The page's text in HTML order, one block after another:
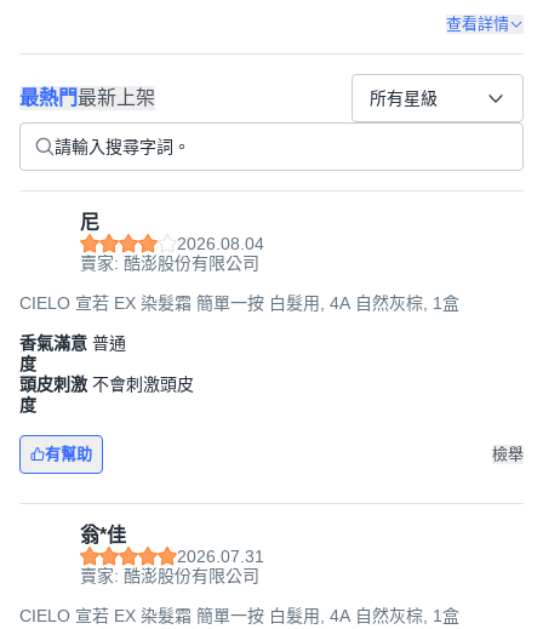
查看詳情
最熱門最新上架 所有星級
尼
2026.08.04
賣家: 酷澎股份有限公司
CIELO 宣若 EX 染髮霜 簡單一按 白髮用, 4A 自然灰棕, 1盒
香氣滿意
度
普通
頭皮刺激
度
不會刺激頭皮
有幫助 檢舉
翁*佳
2026.07.31
賣家: 酷澎股份有限公司
CIELO 宣若 EX 染髮霜 簡單一按 白髮用, 4A 自然灰棕, 1盒